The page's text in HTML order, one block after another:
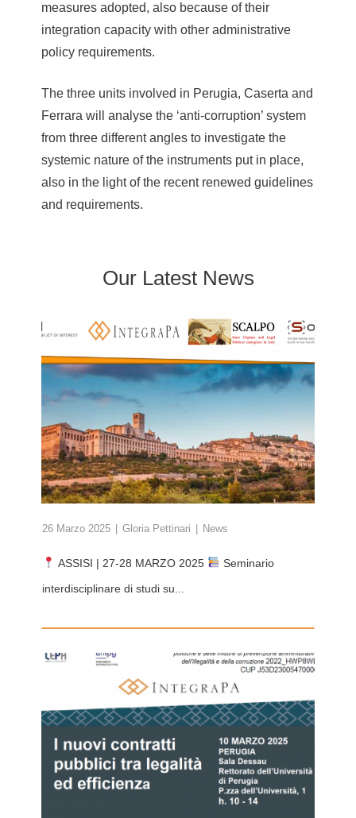
measures adopted, also because of their
integration capacity with other administrative
policy requirements.
The three units involved in Perugia, Caserta and
Ferrara will analyse the ‘anti-corruption’ system
from three different angles to investigate the
systemic nature of the instruments put in place,
also in the light of the recent renewed guidelines
and requirements.
Our Latest News
26 Marzo 2025 Gloria Pettinari News
ASSISI | 27-28 MARZO 2025
Seminario
interdisciplinare di studi su...